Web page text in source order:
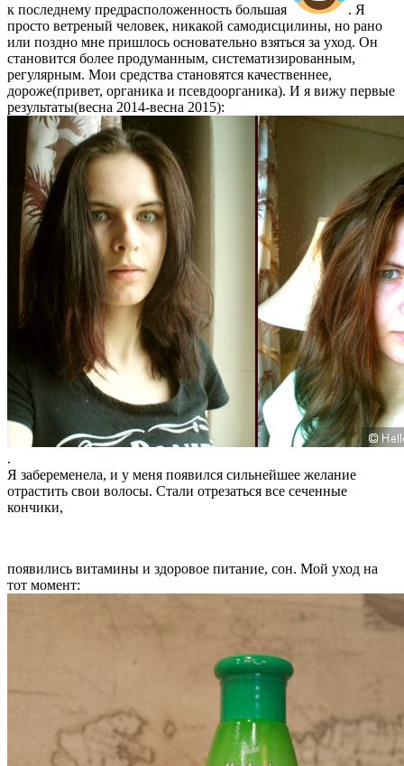
к последнему предрасположенность большая
. Я
просто ветреный человек, никакой самодисцилины, но рано
или поздно мне пришлось основательно взяться за уход. Он
становится более продуманным, систематизированным,
регулярным. Мои средства становятся качественнее,
дороже(привет, органика и псевдоорганика). И я вижу первые
результаты(весна 2014-весна 2015):
.
Я забеременела, и у меня появился сильнейшее желание
отрастить свои волосы. Стали отрезаться все сеченные
кончики,
появились витамины и здоровое питание, сон. Мой уход на
тот момент: